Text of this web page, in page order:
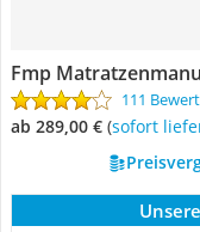
Fmp
111
ab 289,00 € ( Sofort